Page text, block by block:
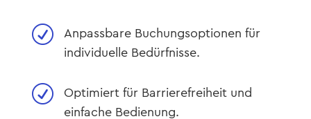
R
Anpassbare Buchungsoptionen für
individuelle Bedürfnisse.
R
Optimiert für Barrierefreiheit und
einfache Bedienung.